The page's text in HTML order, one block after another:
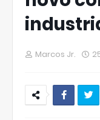
Marcos Jr.